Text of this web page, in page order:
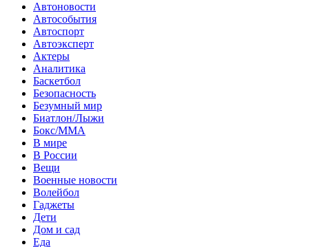
Автоновости
Автособытия
Автоспорт
Автоэксперт
Актеры
Аналитика
Баскетбол
Безопасность
Безумный мир
Биатлон/Лыжи
Бокс/MMA
В мире
В России
Вещи
Военные новости
Волейбол
Гаджеты
Дети
Дом и сад
Еда